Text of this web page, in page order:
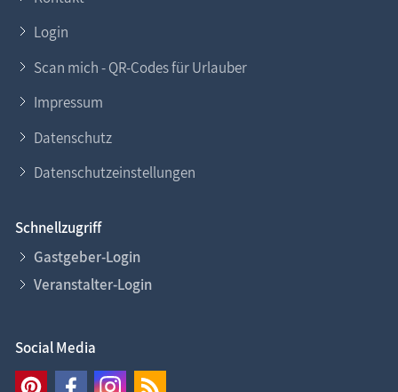
Login
Scan mich - QR-Codes für Urlauber
Impressum
Datenschutz
Datenschutzeinstellungen
Schnellzugriff
Gastgeber-Login
Veranstalter-Login
Social Media